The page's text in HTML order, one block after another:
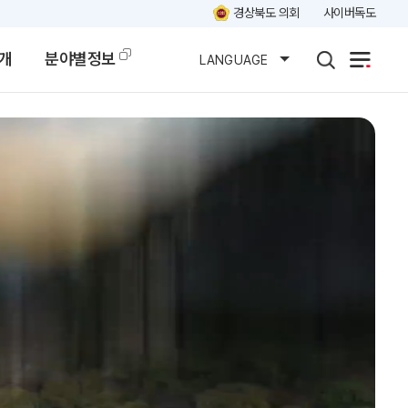
경상북도 의회 사이버독도
분야별정보 LANGUAGE